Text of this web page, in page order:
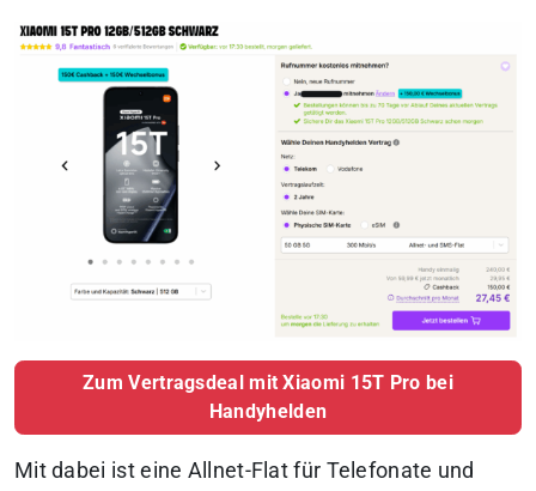
Zum Vertragsdeal mit Xiaomi 15T Pro bei
Handyhelden
Mit dabei ist eine Allnet-Flat für Telefonate und